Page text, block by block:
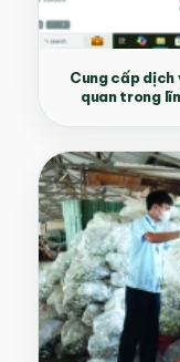
Cung cấp dịch
quan trong